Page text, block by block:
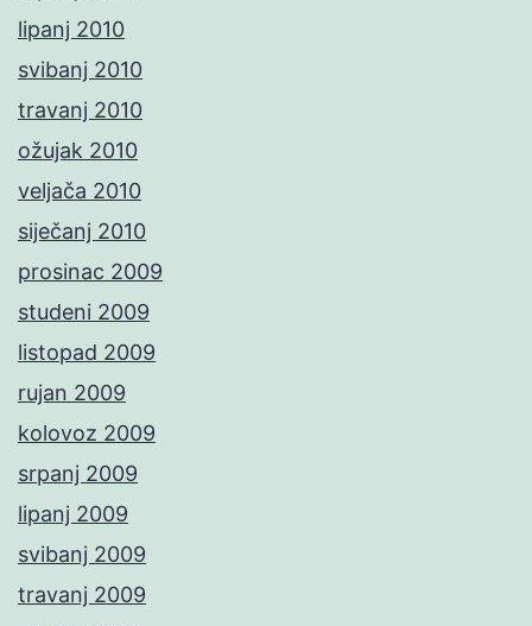
lipanj 2010
svibanj 2010
travanj 2010
ožujak 2010
veljača 2010
siječanj 2010
prosinac 2009
studeni 2009
listopad 2009
rujan 2009
kolovoz 2009
srpanj 2009
lipanj 2009
svibanj 2009
travanj 2009